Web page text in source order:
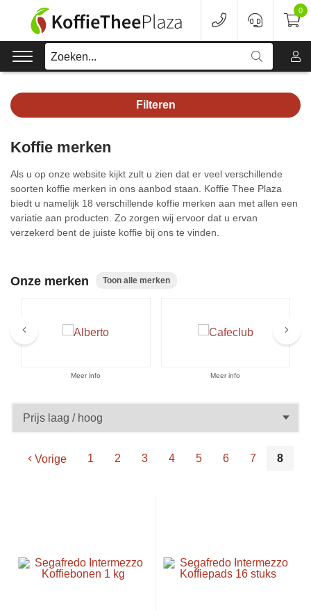
Zoeken...
0
Voordeelverpakking
Onderhoud
Merken
Filteren
Koffie merken
Als u op onze website kijkt zult u zien dat er veel verschillende
soorten koffie merken in ons aanbod staan. Koffie Thee Plaza
biedt u namelijk 18 verschillende koffie merken aan met allen een
variatie aan producten. Zo zorgen wij ervoor dat u ervan
verzekerd bent de juiste koffie bij ons te vinden.
Onze merken Toon alle merken
Meer info Meer info
Vorige 1 2 3 4 5 6 7 8